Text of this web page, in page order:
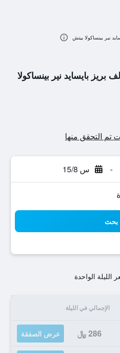
بايسايد نير بينساكولا
- س 15/8
بحث
الواحدة
الإجمالي في الليلة
286 ﷼ عرض الصفقة
نير بينساكولا بيتش